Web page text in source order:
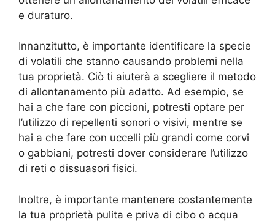
e duraturo.
Innanzitutto, è importante identificare la specie
di volatili che stanno causando problemi nella
tua proprietà. Ciò ti aiuterà a scegliere il metodo
di allontanamento più adatto. Ad esempio, se
hai a che fare con piccioni, potresti optare per
l’utilizzo di repellenti sonori o visivi, mentre se
hai a che fare con uccelli più grandi come corvi
o gabbiani, potresti dover considerare l’utilizzo
di reti o dissuasori fisici.
Inoltre, è importante mantenere costantemente
la tua proprietà pulita e priva di cibo o acqua